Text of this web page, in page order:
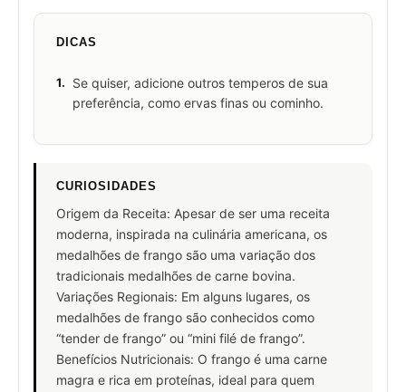
DICAS
1.
Se quiser, adicione outros temperos de sua
preferência, como ervas finas ou cominho.
CURIOSIDADES
Origem da Receita: Apesar de ser uma receita
moderna, inspirada na culinária americana, os
medalhões de frango são uma variação dos
tradicionais medalhões de carne bovina.
Variações Regionais: Em alguns lugares, os
medalhões de frango são conhecidos como
“tender de frango” ou “mini filé de frango”.
Benefícios Nutricionais: O frango é uma carne
magra e rica em proteínas, ideal para quem